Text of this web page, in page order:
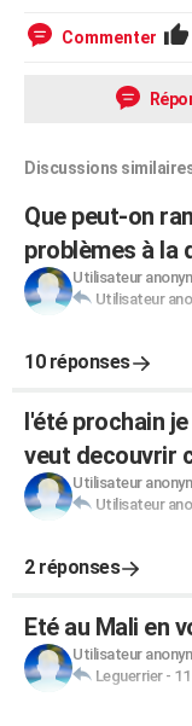
Commenter
Discussions
Que peut-on
problèmes à la
Utilisateur
Utilisateur
10 réponses
l'été prochain
veut decouvrir
Utilisateur
Utilisateur
2 réponses
Eté au Mali en
Utilisateur
Leguerrier-